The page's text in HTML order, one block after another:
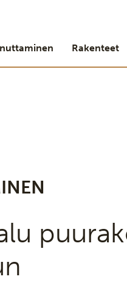
Rakenteet